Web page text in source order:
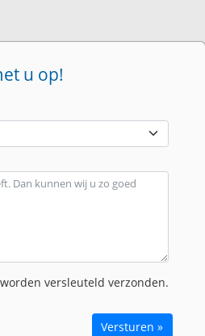
u op!
versleuteld verzonden.
Versturen »